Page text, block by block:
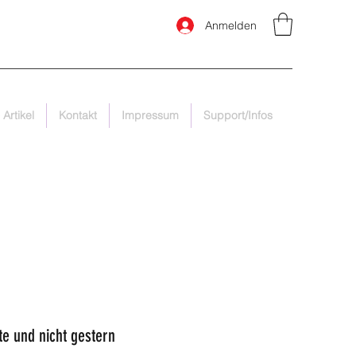
Anmelden
Kontakt Impressum Support/Infos
und nicht gestern